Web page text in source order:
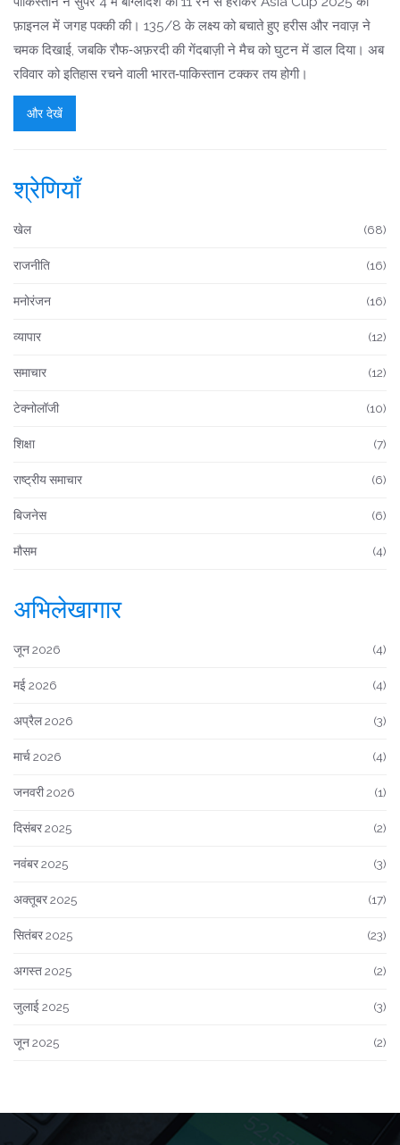
फ़ाइनल में जगह पक्की की। 135/8 के लक्ष्य को बचाते हुए हरीस और नवाज़ ने
चमक दिखाई, जबकि रौफ‑अफ़रदी की गेंदबाज़ी ने मैच को घुटन में डाल दिया। अब
रविवार को इतिहास रचने वाली भारत‑पाकिस्तान टक्कर तय होगी।
और देखें
श्रेणियाँ
खेल (68)
राजनीति (16)
मनोरंजन (16)
व्यापार (12)
समाचार (12)
टेक्नोलॉजी (10)
शिक्षा (7)
राष्ट्रीय समाचार (6)
बिजनेस (6)
मौसम (4)
अभिलेखागार
जून 2026 (4)
मई 2026 (4)
अप्रैल 2026 (3)
मार्च 2026 (4)
जनवरी 2026 (1)
दिसंबर 2025 (2)
नवंबर 2025 (3)
अक्तूबर 2025 (17)
सितंबर 2025 (23)
अगस्त 2025 (2)
जुलाई 2025 (3)
जून 2025 (2)